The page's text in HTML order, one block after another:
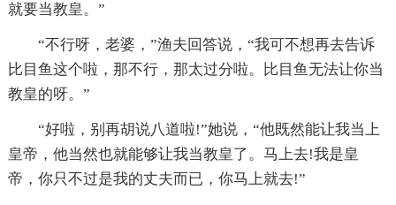
就要当教皇。”
“不行呀，老婆，”渔夫回答说，“我可不想再去告诉
比目鱼这个啦，那不行，那太过分啦。比目鱼无法让你当
教皇的呀。”
“好啦，别再胡说八道啦!”她说，“他既然能让我当上
皇帝，他当然也就能够让我当教皇了。马上去!我是皇
帝，你只不过是我的丈夫而已，你马上就去!”